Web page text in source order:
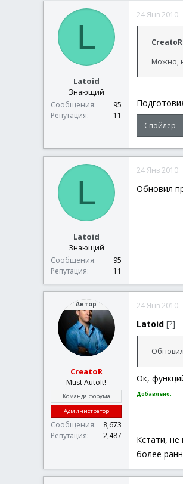
L
Latoid
Знающий
Сообщения
95
Репутация
11
24 Янв 2010
Можно,
Спойлер
L
Latoid
Знающий
Сообщения
95
Репутация
11
24 Янв 2010
Обновил
Автор
CreatoR
Must AutoIt!
Команда форума
Администратор
Сообщения
8,673
Репутация
2,487
24 Янв 2010
Latoid [?]
Ок,
Добавлено:
Кстати,
более